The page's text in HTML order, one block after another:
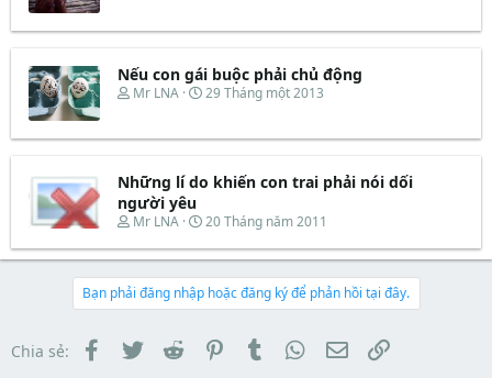
r
e
r
u
e
d
s
r
e
y
ắ
t
u
Nếu con gái buộc phải chủ động
T
e
d
s
t
a
r
t
e
r
Mr LNA
N
y
ắ
đ
ầ
u
29 Tháng một 2013
Những lí do khiến con trai phải nói dối
người yêu
T
r
a
d
t
a
Mr LNA
N
à
b
ắ
đ
ầ
20 Tháng năm 2011
Bạn phải đăng nhập hoặc đăng ký để phản hồi tại đây.
Chia sẻ: Facebook
TwitterReddit PinterestTumblr WhatsApp
EmailLink